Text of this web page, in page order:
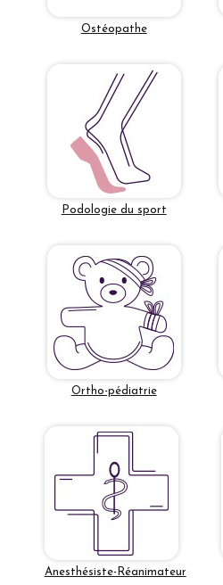
Ostéopathe
Podologie du sport
Ortho-pédiatrie
Anesthésiste-Réanimateur